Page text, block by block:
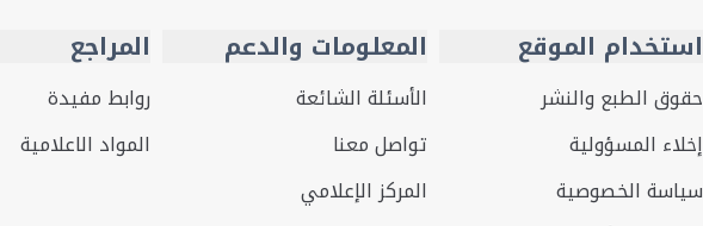
استخدام الموقع
حقوق الطبع والنشر
إخلاء المسؤولية
سياسة الخصوصية
المعلومات والدعم
الأسئلة الشائعة
تواصل معنا
المركز الإعلامي
المراجع
روابط مفيدة
المواد الاعلامية